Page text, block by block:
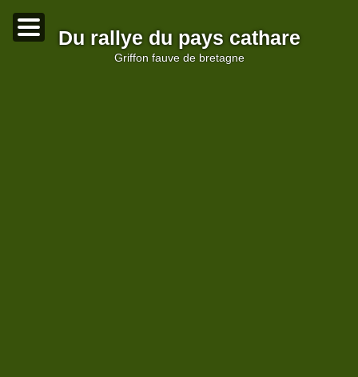
Du rallye du pays cathare
griffon fauve de bretagne